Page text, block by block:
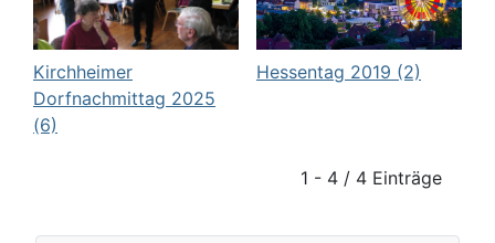
Kirchheimer
Dorfnachmittag 2025
(6)
Hessentag 2019 (2)
1 - 4 / 4 Einträge